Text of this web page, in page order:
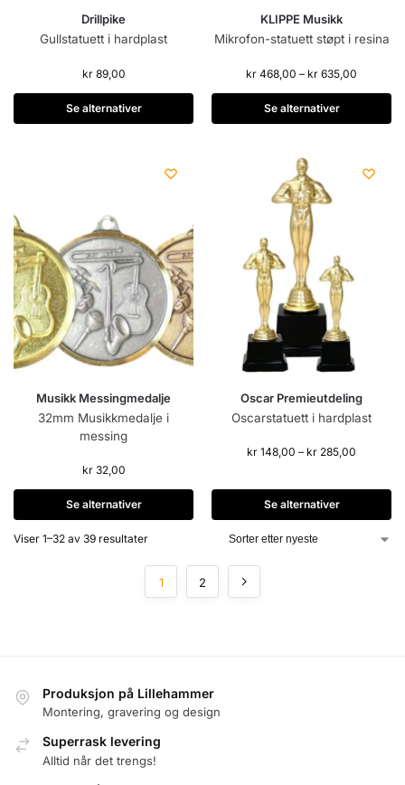
Drillpike
Gullstatuett i hardplast
kr89,00
Se alternativer
KLIPPE Musikk
Mikrofon-statuett støpt i resina
kr 468,00 – kr 635,00
Se alternativer
Musikk Messingmedalje
32mm Musikkmedalje i
messing
kr32,00
Se alternativer
Oscar Premieutdeling
Oscarstatuett i hardplast
kr 148,00 – kr 285,00
Se alternativer
Viser 1–32 av 39 resultater
1 2
Produksjon på Lillehammer
Montering, gravering og design
Superrask levering
Alltid når det trengs!